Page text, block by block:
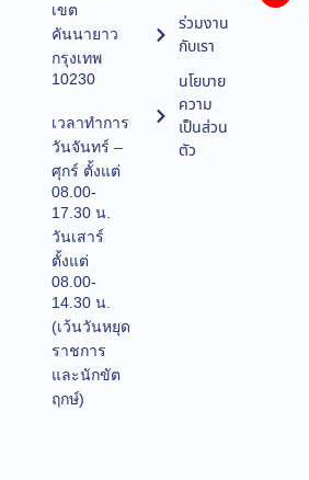
เขต
คันนายาว
กรุงเทพ
10230
เวลาทำการ
วันจันทร์ –
ศุกร์ ตั้งแต่
08.00-
17.30 น.
วันเสาร์
ตั้งแต่
08.00-
14.30 น.
(เว้นวันหยุด
ราชการ
และนักขัต
ฤกษ์)
ร่วมงาน
กับเรา
นโยบาย
ความ
เป็นส่วน
ตัว